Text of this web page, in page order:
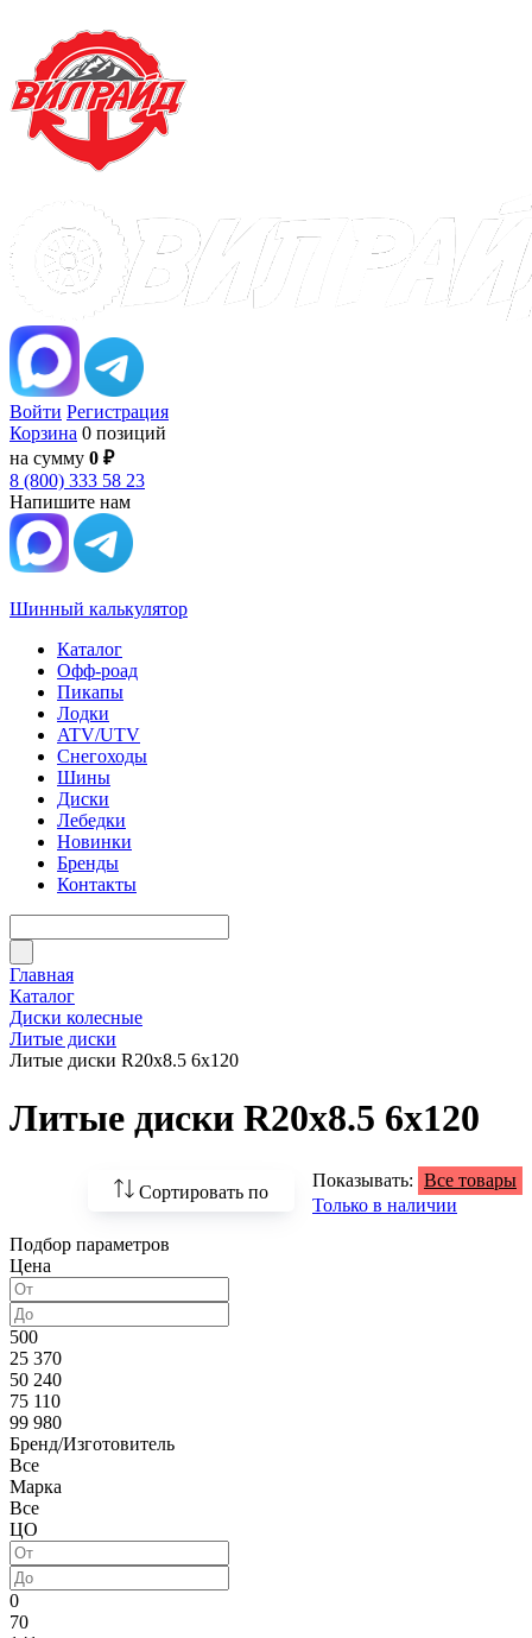
Войти Регистрация
Корзина 0 позиций
на сумму 0 ₽
8 (800) 333 58 23
Напишите нам
Шинный калькулятор
Каталог
Офф-роад
Пикапы
Лодки
ATV/UTV
Снегоходы
Шины
Диски
Лебедки
Новинки
Бренды
Контакты
Главная
Каталог
Диски колесные
Литые диски
Литые диски R20x8.5 6x120
Литые диски R20x8.5 6x120
Сортировать по
По возрастанию
По популярности
Показывать: Все товары
Только в наличии
Подбор параметров
Цена
500
25 370
50 240
75 110
99 980
Бренд/Изготовитель
Все
Марка
Все
ЦО
0
70